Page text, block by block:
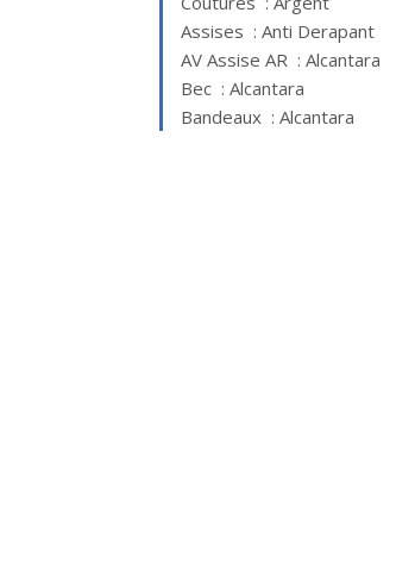
Assises : Anti Derapant
AV Assise AR : Alcantara
Bec : Alcantara
Bandeaux : Alcantara